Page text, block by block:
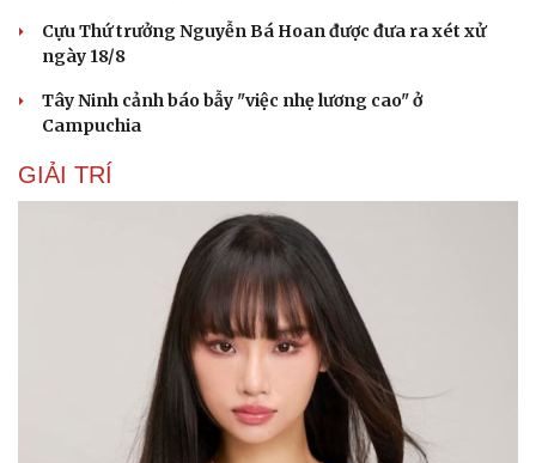
Cựu Thứ trưởng Nguyễn Bá Hoan được đưa ra xét xử
ngày 18/8
Tây Ninh cảnh báo bẫy "việc nhẹ lương cao" ở
Campuchia
GIẢI TRÍ